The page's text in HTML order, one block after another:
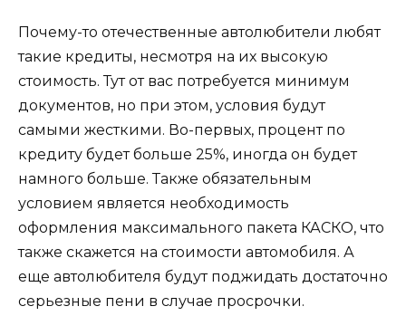
Почему-то отечественные автолюбители любят
такие кредиты, несмотря на их высокую
стоимость. Тут от вас потребуется минимум
документов, но при этом, условия будут
самыми жесткими. Во-первых, процент по
кредиту будет больше 25%, иногда он будет
намного больше. Также обязательным
условием является необходимость
оформления максимального пакета КАСКО, что
также скажется на стоимости автомобиля. А
еще автолюбителя будут поджидать достаточно
серьезные пени в случае просрочки.